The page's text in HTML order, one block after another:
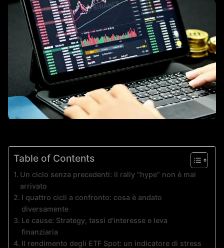
Table of Contents
Un ciclo senza precedenti: il rally “hype” non è mai
arrivato
I quattro cicli a confronto: cosa è andato
diversamente
Le cause: Strategy, tassi d’interesse e leva
finanziaria
Il rendimento degli ETF Spot: un indicatore di stress